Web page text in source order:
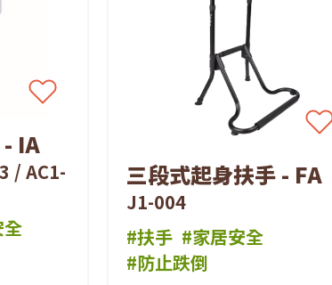
- IA
/ AC1-
三段式起身扶手 - FA
J1-004
#扶手 #家居安全
#防止跌倒